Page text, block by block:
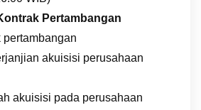
Pertambangan
akuisisi perusahaan
akuisisi pada perusahaan